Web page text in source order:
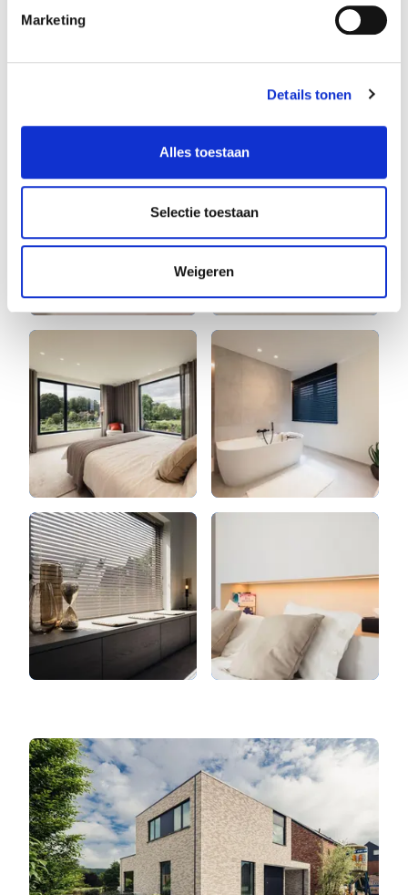
Marketing
Details tonen
Alles toestaan
Selectie toestaan
Weigeren